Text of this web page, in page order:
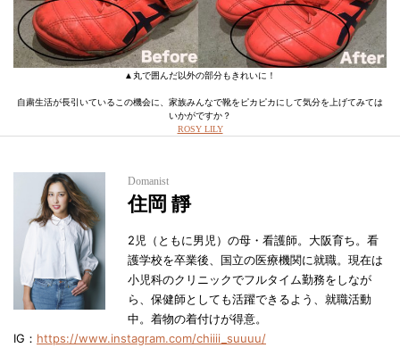
▲丸で囲んだ以外の部分もきれいに！
自粛生活が長引いているこの機会に、家族みんなで靴をピカピカにして気分を上げてみては
いかがですか？
ROSY LILY
Domanist
住岡 靜
2児（ともに男児）の母・看護師。大阪育ち。看
護学校を卒業後、国立の医療機関に就職。現在は
小児科のクリニックでフルタイム勤務をしなが
ら、保健師としても活躍できるよう、就職活動
中。着物の着付けが得意。
IG： https://www.instagram.com/chiiii_suuuu/